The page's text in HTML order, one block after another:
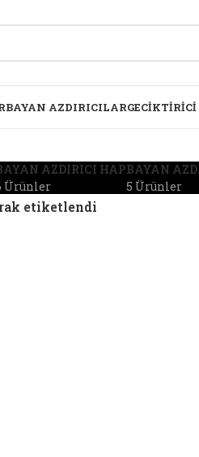
BAYAN AZDIRICILAR
AZDIRICI HAP
Ürünler
BAYAN
5 Ürünler
etiketlendi